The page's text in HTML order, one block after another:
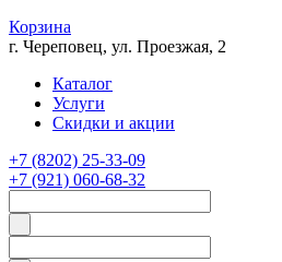
Корзина
г. Череповец, ул. Проезжая, 2
Каталог
Услуги
Скидки и акции
+7 (8202) 25-33-09
+7 (921) 060-68-32